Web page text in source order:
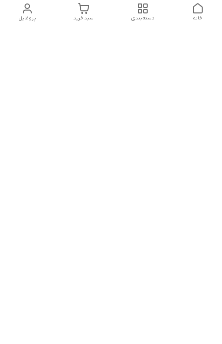
پروفایل سبد خرید دسته‌بندی خانه